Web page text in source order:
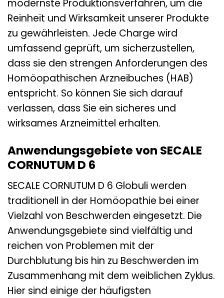
modernste Produktionsverfahren, um die
Reinheit und Wirksamkeit unserer Produkte
zu gewährleisten. Jede Charge wird
umfassend geprüft, um sicherzustellen,
dass sie den strengen Anforderungen des
Homöopathischen Arzneibuches (HAB)
entspricht. So können Sie sich darauf
verlassen, dass Sie ein sicheres und
wirksames Arzneimittel erhalten.
Anwendungsgebiete von SECALE
CORNUTUM D 6
SECALE CORNUTUM D 6 Globuli werden
traditionell in der Homöopathie bei einer
Vielzahl von Beschwerden eingesetzt. Die
Anwendungsgebiete sind vielfältig und
reichen von Problemen mit der
Durchblutung bis hin zu Beschwerden im
Zusammenhang mit dem weiblichen Zyklus.
Hier sind einige der häufigsten